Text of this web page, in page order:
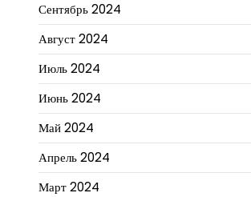
Сентябрь 2024
Август 2024
Июль 2024
Июнь 2024
Май 2024
Апрель 2024
Март 2024